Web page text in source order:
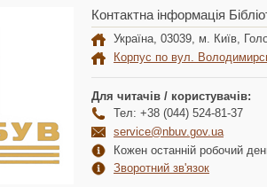
Контактна інформація
Україна, 03039, м. Київ,
Корпус по вул.
Для читачів / користувачів:
Тел: +38 (044) 524-81-37
service@nbuv.gov.ua
Кожен останній робочий
Зворотний зв'язок